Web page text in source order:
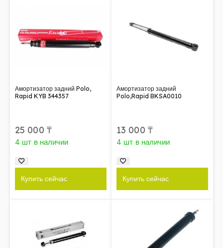
Амортизатор задний Polo,
Rapid KYB 344357
25 000 ₸
4 шт в наличии
Купить сейчас
Амортизатор задний
Polo,Rapid BKSA0010
13 000 ₸
4 шт в наличии
Купить сейчас